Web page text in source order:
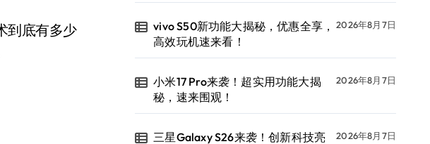
vivo S50新功能大揭秘，优惠全享，
高效玩机速来看！
2026年8月7日
小米17 Pro来袭！超实用功能大揭
秘，速来围观！
2026年8月7日
三星Galaxy S26来袭！创新科技亮
2026年8月7日